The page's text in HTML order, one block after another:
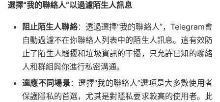
選擇“我的聯絡人”以過濾陌生人訊息
阻止陌生人聯絡：透過選擇“我的聯絡人”，Telegram會
自動過濾不在你聯絡人列表中的陌生人訊息。這有效防
止了陌生人騷擾和垃圾資訊的干擾，只允許已知的聯絡
人和群組與你進行私密溝通。
適應不同場景：選擇“我的聯絡人”選項是大多數使用者
保護隱私的首選，尤其是對隱私要求較高的使用者。此